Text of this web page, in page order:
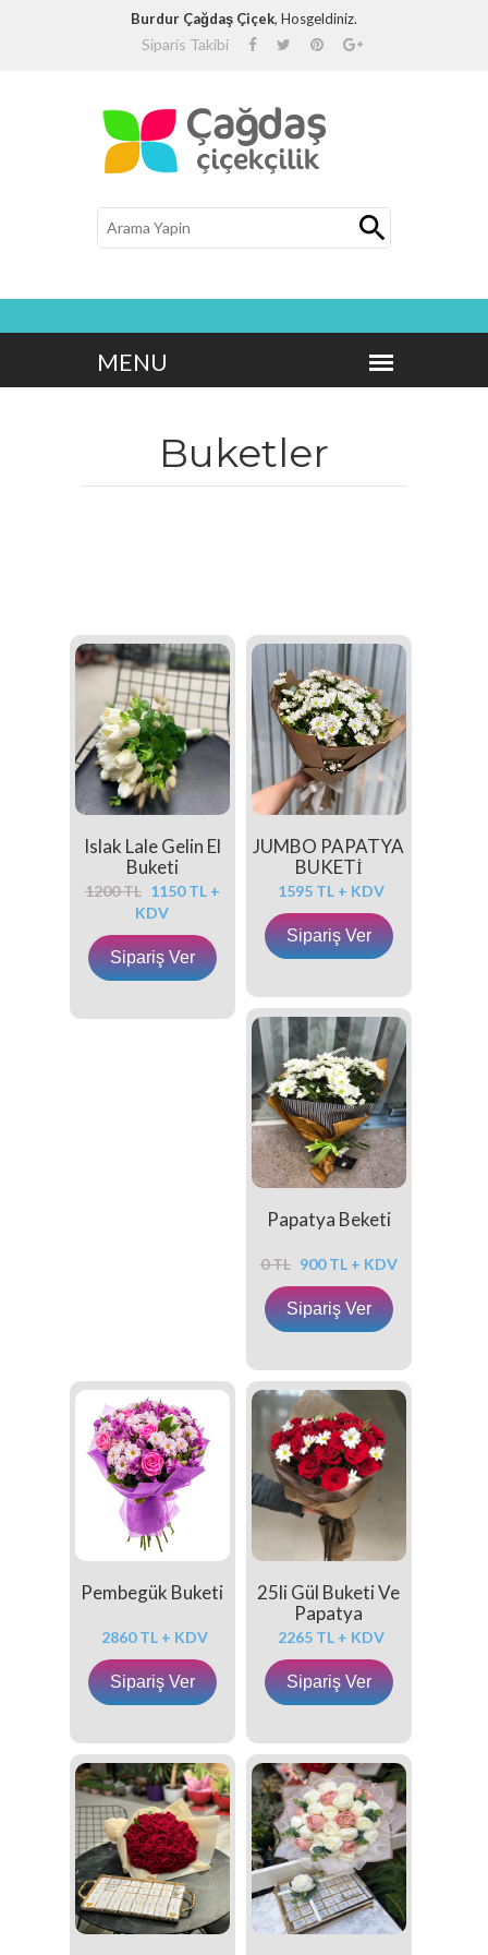
Burdur Çağdaş Çiçek, Hosgeldiniz.
Siparis Takibi
Buketler
Islak Lale Gelin El
Buketi
1200 TL 1150 TL +
KDV
Sipariş Ver
JUMBO PAPATYA
BUKETİ
1595 TL + KDV
Sipariş Ver
Papatya Beketi
0 TL 900 TL + KDV
Sipariş Ver
Pembegük Buketi
2860 TL + KDV
Sipariş Ver
25li Gül Buketi Ve
Papatya
2265 TL + KDV
Sipariş Ver